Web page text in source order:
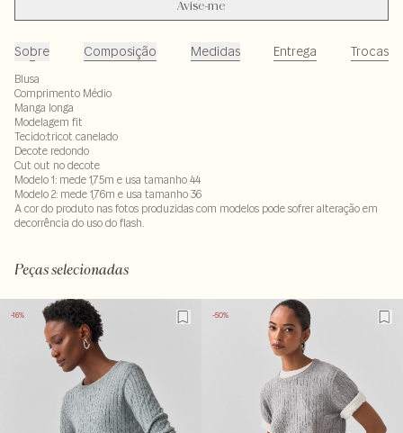
Avise-me
Sobre Composição Medidas Entrega Trocas
Blusa
Comprimento Médio
Manga longa
Modelagem fit
Tecido:tricot canelado
Decote redondo
Cut out no decote
Modelo 1: mede 1,75m e usa tamanho 44
Modelo 2: mede 1,76m e usa tamanho 36
A cor do produto nas fotos produzidas com modelos pode sofrer alteração em
decorrência do uso do flash.
Peças selecionadas
-16% -50%